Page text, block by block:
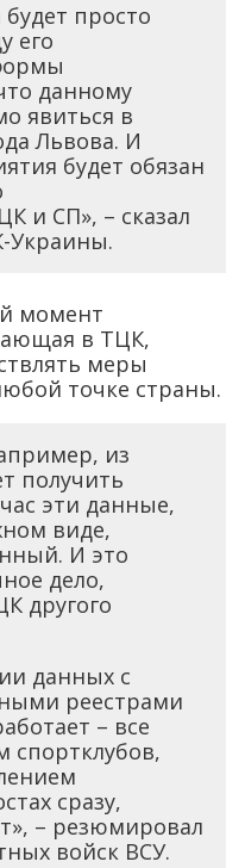
просто
его
данному
явиться в
Львова. И
будет обязан
и СП», – сказал
Украины.
момент
в ТЦК,
меры
точке страны.
из
получить
эти данные,
виде,
И это
дело,
другого
данных с
реестрами
– все
спортклубов,
сразу,
– резюмировал
войск ВСУ.